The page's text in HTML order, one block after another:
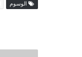
الوسوم